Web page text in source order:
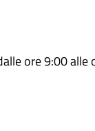
ore 9:00